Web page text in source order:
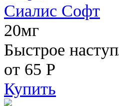
Сиалис Софт
20мг
Быстрое
от 65 Р
Купить